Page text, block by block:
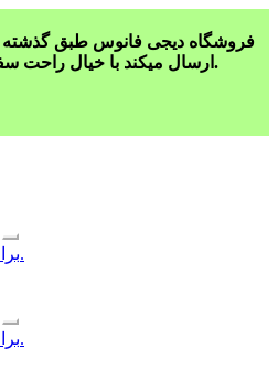
فروشگاه دیجی فانوس طبق گذشته
ارسال میکند با خیال راحت سفارش خود را ثبت کنید.
برای محصولات بیشتر کلیک کنید.
برای محصولات بیشتر کلیک کنید.